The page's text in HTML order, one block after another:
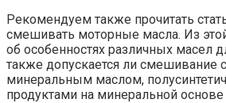
Рекомендуем также прочитать
смешивать моторные масла. Из
об особенностях различных масел
также допускается ли смешивание
минеральным маслом,
продуктами на минеральной основе